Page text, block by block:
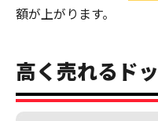
額が上がります。
高く売れるド